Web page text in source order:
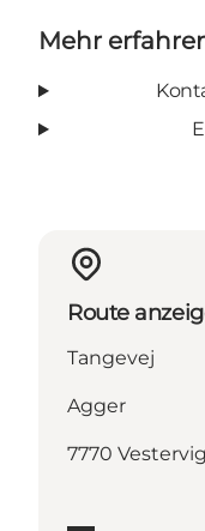
Mehr
Route
Tangevej
Agger
7770 Vestervig